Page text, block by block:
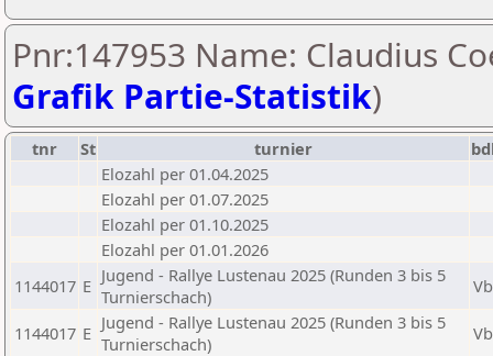
Pnr:147953 Name: Claudius
Grafik Partie-Statistik)
tnr St turnier
Elozahl per 01.04.2025
Elozahl per 01.07.2025
Elozahl per 01.10.2025
Elozahl per 01.01.2026
1144017 E Jugend - Rallye Lustenau 2025 (Runden 3 bis 5
Turnierschach)
1144017 E Jugend - Rallye Lustenau 2025 (Runden 3 bis 5
Turnierschach)